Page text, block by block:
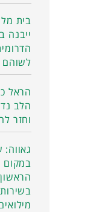
בית
ייבנה
לשוהם
הראל
הלב
וחזר
במקום
הראשון
בשירות